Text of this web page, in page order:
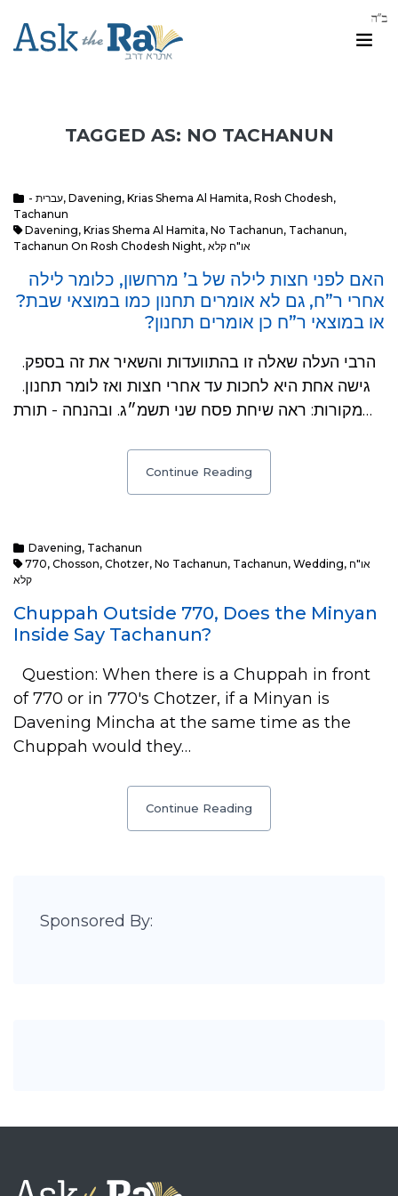
TAGGED AS: NO TACHANUN
- עברית, Davening, Krias Shema Al Hamita, Rosh Chodesh,
Tachanun
Davening, Krias Shema Al Hamita, No Tachanun, Tachanun,
Tachanun On Rosh Chodesh Night, או"ח קלא
האם לפני חצות לילה של ב’ מרחשון, כלומר לילה
אחרי ר”ח, גם לא אומרים תחנון כמו במוצאי שבת?
או במוצאי ר”ח כן אומרים תחנון?
גישה אחת היא לחכות עד אחרי חצות ואז לומר תחנון.
מקורות: ראה שיחת פסח שני תשמ״ג. ובהנחה - תורת…
Continue Reading
Davening, Tachanun
770, Chosson, Chotzer, No Tachanun, Tachanun, Wedding, או"ח
קלא
Chuppah Outside 770, Does the Minyan
Inside Say Tachanun?
Question: When there is a Chuppah in front
of 770 or in 770's Chotzer, if a Minyan is
Davening Mincha at the same time as the
Chuppah would they…
Continue Reading
Sponsored By: